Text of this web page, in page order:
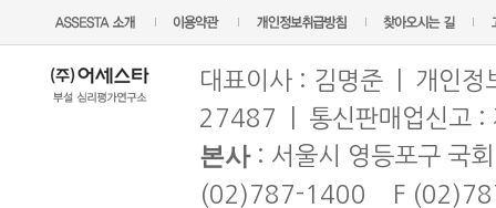
대표이사 : 김명준 | 개인
27487 | 통신판매업신고
본사: 서울시 영등포구 국
(02)787-1400 F